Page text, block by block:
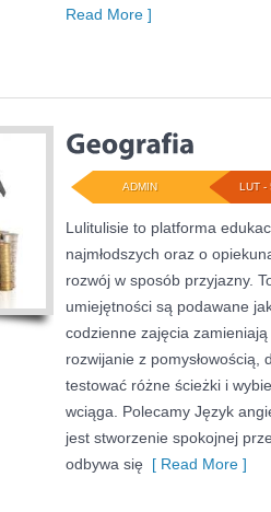
Read More ]
LUT -
ADMIN
Lulitulisie to platforma
najmłodszych oraz o
rozwój w sposób przyjazny.
umiejętności są podawane
codzienne zajęcia
rozwijanie z pomysłowością,
testować różne ścieżki i
wciąga. Polecamy Język
jest stworzenie spokojnej
odbywa się [ Read More ]